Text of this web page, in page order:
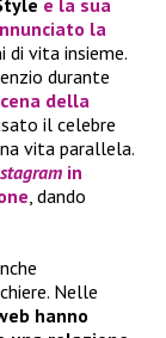
e la sua
la
di vita insieme.
durante
della
il celebre
vita parallela.
in
, dando
Nelle
hanno